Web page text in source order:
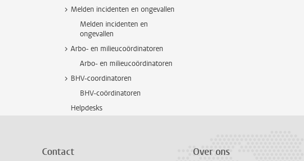
Melden incidenten en ongevallen
Melden incidenten en
ongevallen
Arbo- en milieucoördinatoren
Arbo- en milieucoördinatoren
BHV-coordinatoren
BHV-coördinatoren
Helpdesks
Contact Over ons